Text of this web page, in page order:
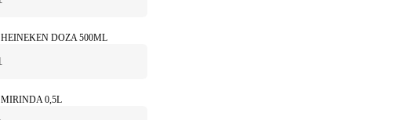
HEINEKEN DOZA 500ML
MIRINDA 0,5L